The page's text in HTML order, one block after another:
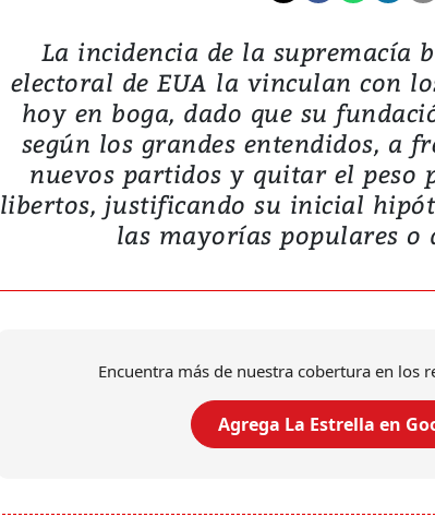
La incidencia de la supremacía
electoral de EUA la vinculan con
hoy en boga, dado que su
según los grandes entendidos, a
nuevos partidos y quitar el peso
libertos, justificando su inicial
las mayorías populares o
Encuentra más de nuestra cobertura en los
Agrega La Estrella en